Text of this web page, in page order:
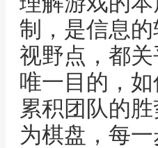
制，是信息
视野点，都
唯一目的，
累积团队的
为棋盘，每